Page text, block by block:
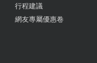
行程建議
網友專屬優惠卷